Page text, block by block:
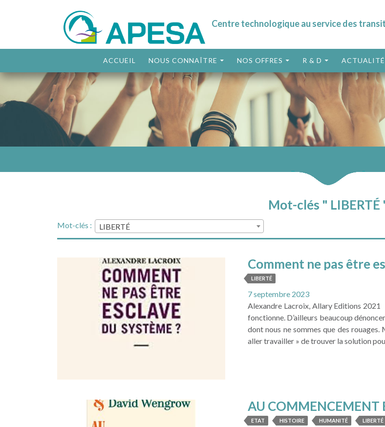
Centre technologique au service des
ACCUEIL
NOUS CONNAÎTRE NOS OFFRES R & D
Mot-clés " LIBERTÉ
Mot-clés : LIBERTÉ
Comment ne pas être
LIBERTÉ
7 septembre 2023
Alexandre Lacroix, Allary Editions 2021
fonctionne. D’ailleurs beaucoup
dont nous ne sommes que des
aller travailler » de trouver la solution
AU
l’humanité
ETAT HISTOIRE HUMANITÉ LIBERTÉ